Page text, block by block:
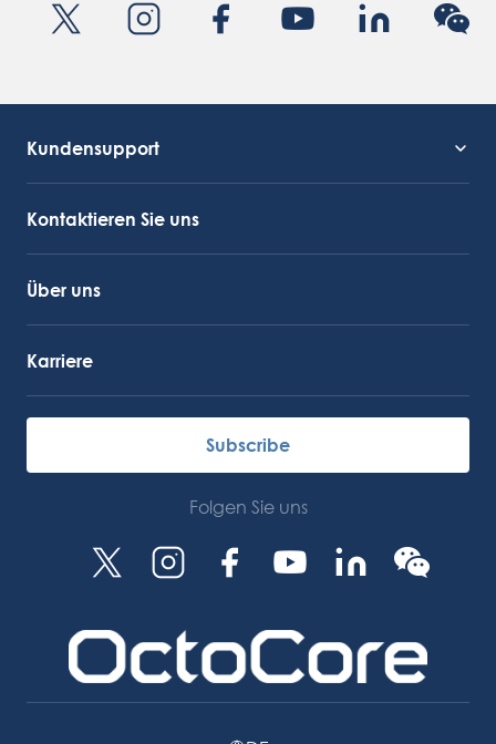
Kundensupport
Kontaktieren Sie uns
Über uns
Karriere
Subscribe
Folgen Sie uns